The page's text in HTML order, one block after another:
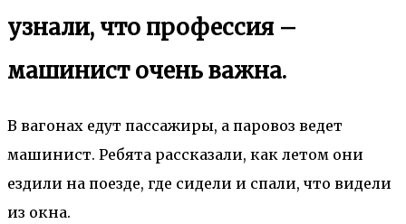
узнали, что профессия –
машинист очень важна.
В вагонах едут пассажиры, а паровоз ведет
машинист. Ребята рассказали, как летом они
ездили на поезде, где сидели и спали, что видели
из окна.